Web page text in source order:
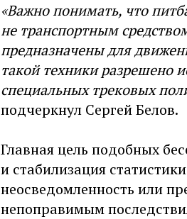
«Важно понимать, что
не транспортным
предназначены для
такой техники разрешено
специальных трековых
подчеркнул Сергей Белов.
Главная цель подобных
и стабилизация
неосведомленность или
непоправимым